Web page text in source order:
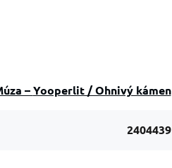
EK Múza – Yooperlit / Ohnivý kámen
2404439